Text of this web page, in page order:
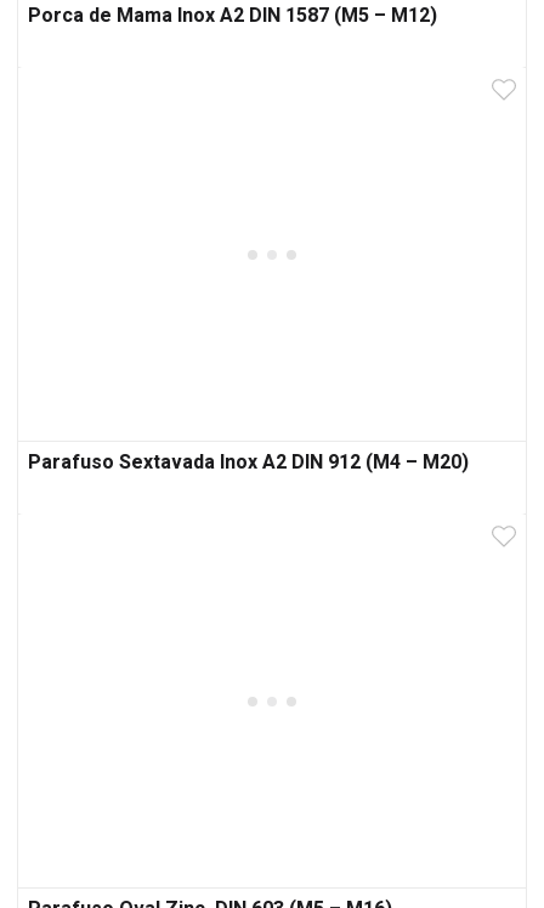
Porca de Mama Inox A2 DIN 1587 (M5 – M12)
Parafuso Sextavada Inox A2 DIN 912 (M4 – M20)